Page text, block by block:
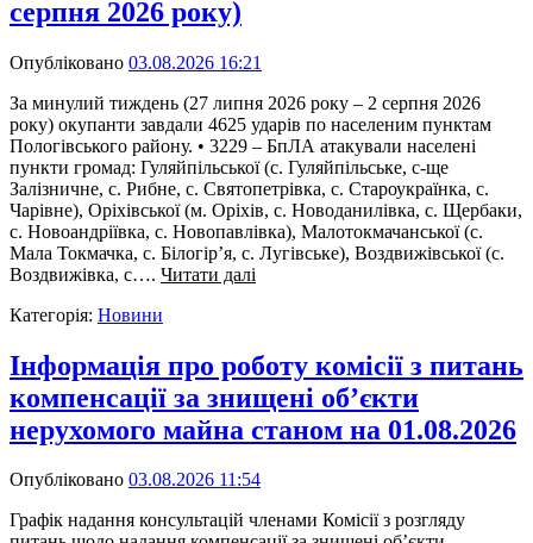
серпня 2026 року)
Опубліковано 03.08.2026 16:21
За минулий тиждень (27 липня 2026 року – 2 серпня 2026
року) окупанти завдали 4625 ударів по населеним пунктам
Пологівського району. • 3229 – БпЛА атакували населені
пункти громад: Гуляйпільської (с. Гуляйпільське, с-ще
Залізничне, с. Рибне, с. Святопетрівка, с. Староукраїнка, с.
Чарівне), Оріхівської (м. Оріхів, с. Новоданилівка, с. Щербаки,
с. Новоандріївка, с. Новопавлівка), Малотокмачанської (с.
Мала Токмачка, с. Білогір’я, с. Лугівське), Воздвижівської (с.
Воздвижівка, с…. Читати далі
Категорія: Новини
Інформація про роботу комісії з питань
компенсації за знищені об’єкти
нерухомого майна станом на 01.08.2026
Опубліковано 03.08.2026 11:54
Графік надання консультацій членами Комісії з розгляду